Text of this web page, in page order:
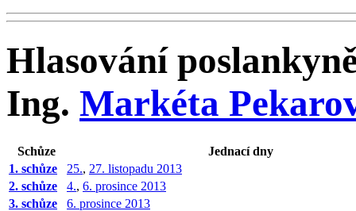
Hlasování
Ing. Markéta
Schůze
Jednací dny
1. schůze
25., 27. listopadu 2013
2. schůze
4., 6. prosince 2013
3. schůze
6. prosince 2013